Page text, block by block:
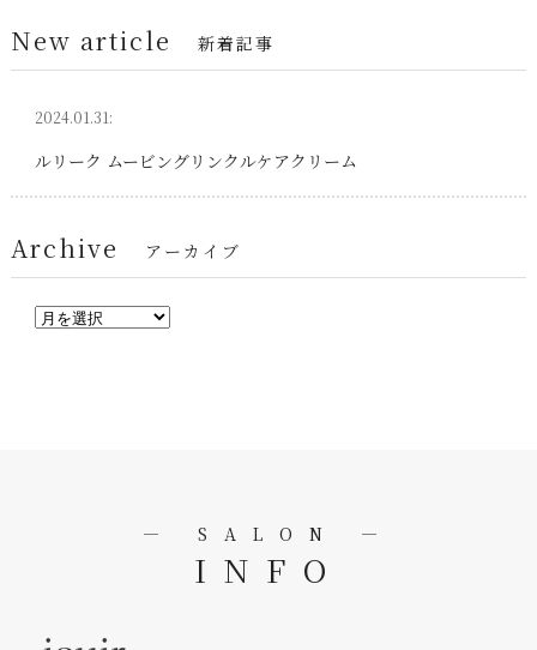
New article 新着記事
2024.01.31:
ルリーク ムービングリンクルケアクリーム
Archive アーカイブ
― SALON ―
INFO